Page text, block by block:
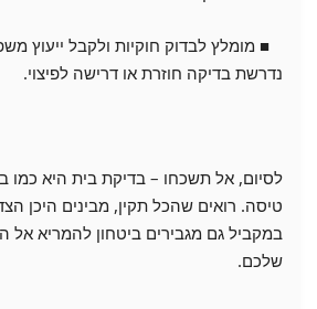
■ מומלץ לבדוק חוקיות ולקבל ייעוץ
נדרשת בדיקה חוזרת או דרישה לפיצוי.
לסיום, אל תשכחו – בדיקת בית היא כמו
טיסה. רואים שהכל תקין, מבינים היכן
במקביל גם מגבירים ביטחון להמריא אל
שלכם.